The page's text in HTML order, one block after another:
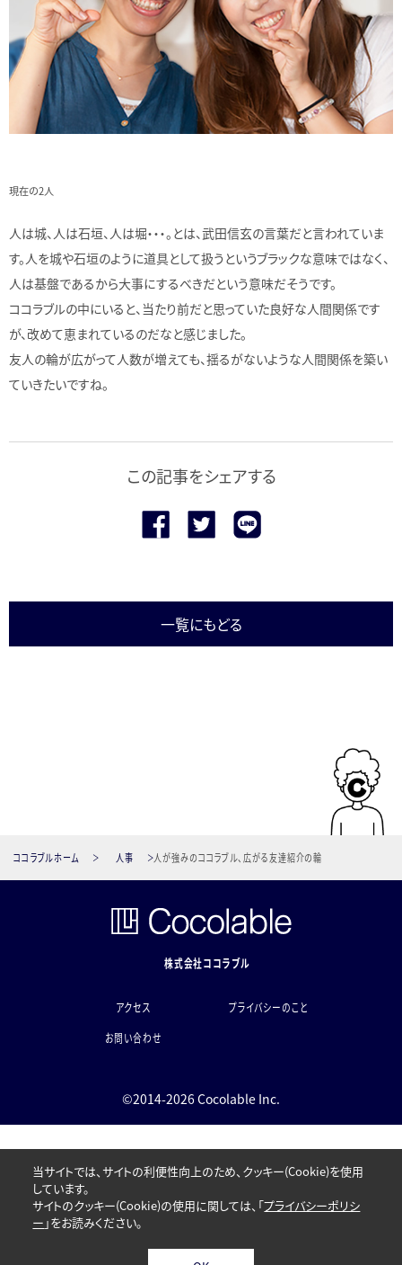
現在の2人
人は城、人は石垣、人は堀・・・。とは、武田信玄の言葉だと言われていま
す。人を城や石垣のように道具として扱うというブラックな意味ではなく、
人は基盤であるから大事にするべきだという意味だそうです。
ココラブルの中にいると、当たり前だと思っていた良好な人間関係です
が、改めて恵まれているのだなと感じました。
友人の輪が広がって人数が増えても、揺るがないような人間関係を築い
ていきたいですね。
この記事をシェアする
一覧にもどる
ココラブルホーム 人事 人が強みのココラブル、広がる友達紹介の輪
株式会社ココラブル
アクセス
プライバシーのこと
お問い合わせ
©2014-2026 Cocolable Inc.
当サイトでは、サイトの利便性向上のため、クッキー(Cookie)を使用
しています。
サイトのクッキー(Cookie)の使用に関しては、「プライバシーポリシ
ー 」をお読みください。